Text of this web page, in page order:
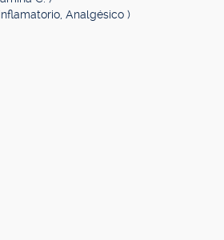
Analgésico )